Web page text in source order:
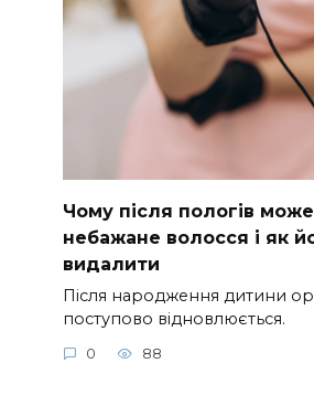
Чому після пологів
небажане волосся і як
видалити
Після народження дитини
поступово відновлюється.
0 88